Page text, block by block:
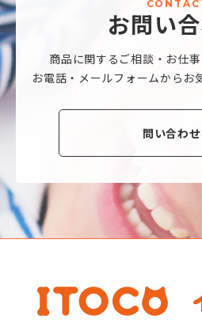
CO N T A C
お問い合
商品に関するご相談・ お仕
お電話・メールフォームから お
問い合わ